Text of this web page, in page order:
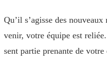
Qu’il s’agisse des
venir, votre équipe est
sent partie prenante de